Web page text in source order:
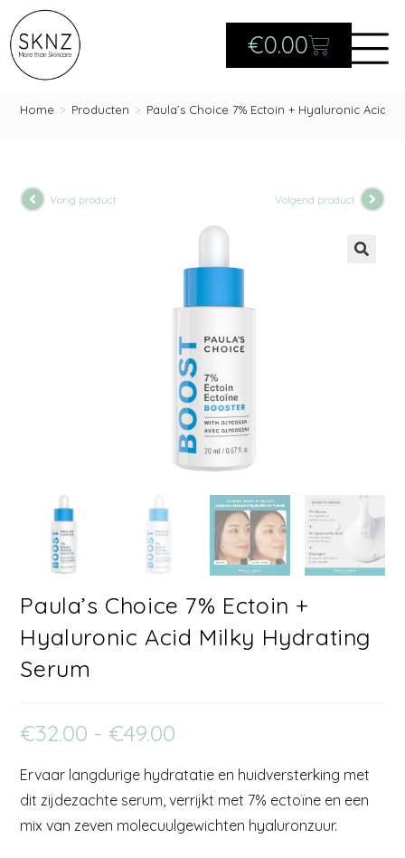
€0.00
Home > Producten > Paula’s Choice 7% Ectoin + Hyaluronic Acid
Vorig product Volgend product
Paula’s Choice 7% Ectoin +
Hyaluronic Acid Milky Hydrating
Serum
€32.00 - €49.00
Ervaar langdurige hydratatie en huidversterking met
dit zijdezachte serum, verrijkt met 7% ectoïne en een
mix van zeven molecuulgewichten hyaluronzuur.